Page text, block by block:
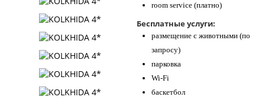
room service (платно)
Бесплатные услуги:
размещение с животными (по
запросу)
парковка
Wi-Fi
баскетбол